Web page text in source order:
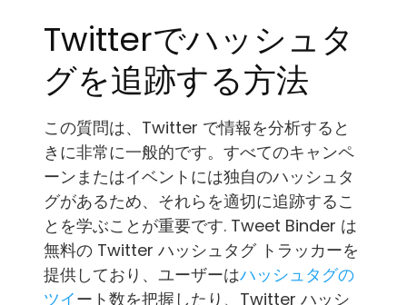
Twitterでハッシュタ
グを追跡する方法
この質問は、Twitter で情報を分析すると
きに非常に一般的です。すべてのキャンペ
ーンまたはイベントには独自のハッシュタ
グがあるため、それらを適切に追跡するこ
とを学ぶことが重要です. Tweet Binder は
無料の Twitter ハッシュタグ トラッカーを
提供しており、ユーザーはハッシュタグの
ツイート数を把握したり、Twitter ハッシ